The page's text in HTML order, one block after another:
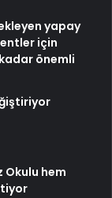
yapay
için
önemli
Okulu hem